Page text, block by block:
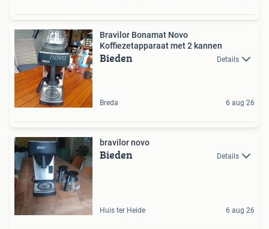
Bravilor Bonamat Novo
Koffiezetapparaat met 2 kannen
Bieden Details
Breda 6 aug 26
bravilor novo
Bieden Details
Huis ter Heide 6 aug 26